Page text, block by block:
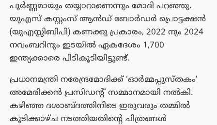
പൂർണ്ണമായും തയ്യാറാണെന്നും മോദി പറഞ്ഞു.
യുഎസ് കസ്റ്റംസ് ആൻഡ് ബോർഡർ പ്രൊട്ടക്ഷൻ
(യുഎസ്സിബിപി) കണക്കു പ്രകാരം, 2022 നും 2024
നവംബറിനും ഇടയിൽ ഏകദേശം 1,700
ഇന്ത്യക്കാരെ പിടികൂടിയിട്ടുണ്ട്.
പ്രധാനമന്ത്രി നരേന്ദ്രമോദിക്ക് ‘ഓർമ്മപ്പുസ്തകം’
അമേരിക്കൻ പ്രസി‍ഡന്റ് സമ്മാനമായി നൽകി.
കഴിഞ്ഞ ദശാബ്ദത്തിനിടെ ഇരുവരും തമ്മിൽ
കൂടിക്കാഴ്ച നടത്തിയതിന്റെ ചിത്രങ്ങൾ